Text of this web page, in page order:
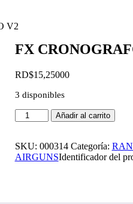
V2
FX
RD$15,25000
3 disponibles
Añadir al carrito
SKU: 000314 Categoría:
AIRGUNSIdentificador del